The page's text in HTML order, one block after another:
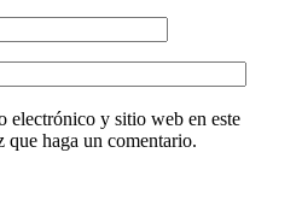
electrónico y sitio web en este
que haga un comentario.